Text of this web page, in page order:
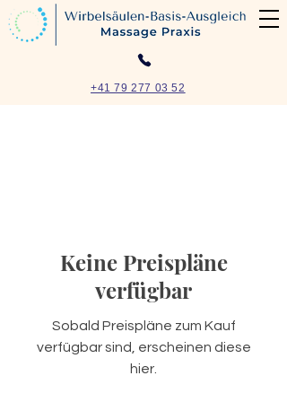
+41 79 277 03 52
Keine Preispläne
verfügbar
Sobald Preispläne zum Kauf
verfügbar sind, erscheinen diese
hier.